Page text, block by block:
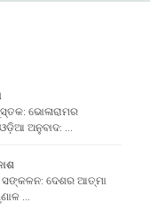
ଭୋଳାରାମର
ଅନୁବାଦ: …
ସଙ୍କଳନ: ଦେଶର ଆତ୍ମା
…